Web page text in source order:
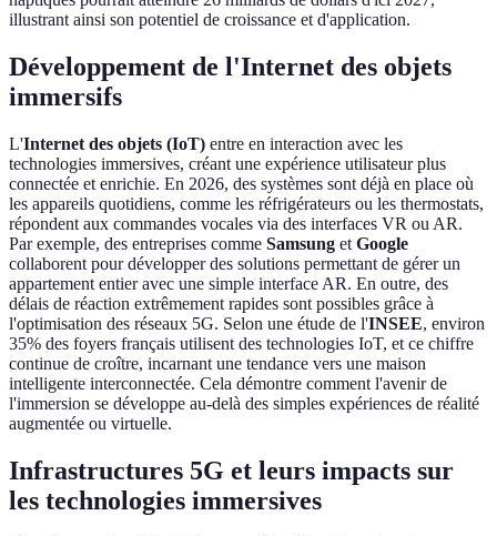
illustrant ainsi son potentiel de croissance et d'application.
Développement de l'Internet des objets
immersifs
L'Internet des objets (IoT) entre en interaction avec les
technologies immersives, créant une expérience utilisateur plus
connectée et enrichie. En 2026, des systèmes sont déjà en place où
les appareils quotidiens, comme les réfrigérateurs ou les thermostats,
répondent aux commandes vocales via des interfaces VR ou AR.
Par exemple, des entreprises comme Samsung et Google
collaborent pour développer des solutions permettant de gérer un
appartement entier avec une simple interface AR. En outre, des
délais de réaction extrêmement rapides sont possibles grâce à
l'optimisation des réseaux 5G. Selon une étude de l'INSEE, environ
35% des foyers français utilisent des technologies IoT, et ce chiffre
continue de croître, incarnant une tendance vers une maison
intelligente interconnectée. Cela démontre comment l'avenir de
l'immersion se développe au-delà des simples expériences de réalité
augmentée ou virtuelle.
Infrastructures 5G et leurs impacts sur
les technologies immersives